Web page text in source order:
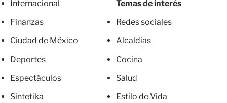
Internacional
Finanzas
Ciudad de México
Deportes
Espectáculos
Sintetika
Temas de interés
Redes sociales
Alcaldías
Cocina
Salud
Estilo de Vida